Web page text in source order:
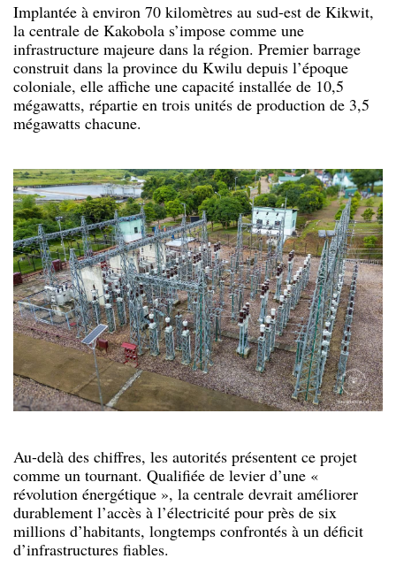
Implantée à environ 70 kilomètres au sud-est de Kikwit,
la centrale de Kakobola s’impose comme une
infrastructure majeure dans la région. Premier barrage
construit dans la province du Kwilu depuis l’époque
coloniale, elle affiche une capacité installée de 10,5
mégawatts, répartie en trois unités de production de 3,5
mégawatts chacune.
Au-delà des chiffres, les autorités présentent ce projet
comme un tournant. Qualifiée de levier d’une «
révolution énergétique », la centrale devrait améliorer
durablement l’accès à l’électricité pour près de six
millions d’habitants, longtemps confrontés à un déficit
d’infrastructures fiables.